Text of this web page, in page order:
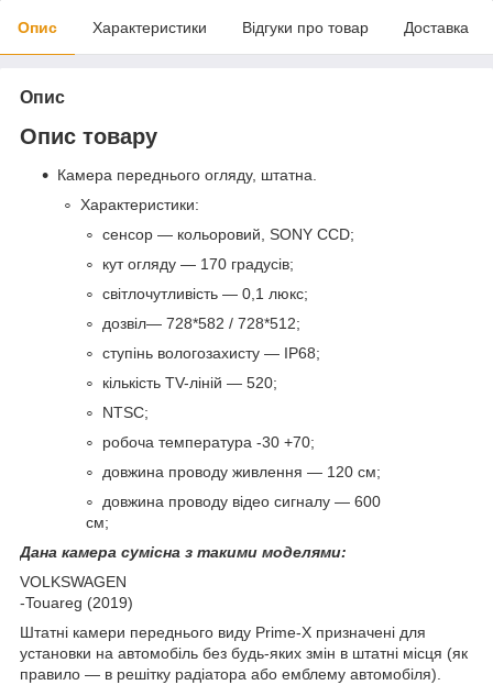
Опис Характеристики Відгуки про товар Доставка
Опис
Опис товару
Камера переднього огляду, штатна.
Характеристики:
сенсор — кольоровий, SONY CCD;
кут огляду — 170 градусів;
світлочутливість — 0,1 люкс;
дозвіл— 728*582 / 728*512;
ступінь вологозахисту — IP68;
кількість TV-ліній — 520;
NTSC;
робоча температура -30 +70;
довжина проводу живлення — 120 см;
довжина проводу відео сигналу — 600
см;
Дана камера сумісна з такими моделями:
VOLKSWAGEN
-Touareg (2019)
Штатні камери переднього виду Prime-X призначені для
установки на автомобіль без будь-яких змін в штатні місця (як
правило — в решітку радіатора або емблему автомобіля).